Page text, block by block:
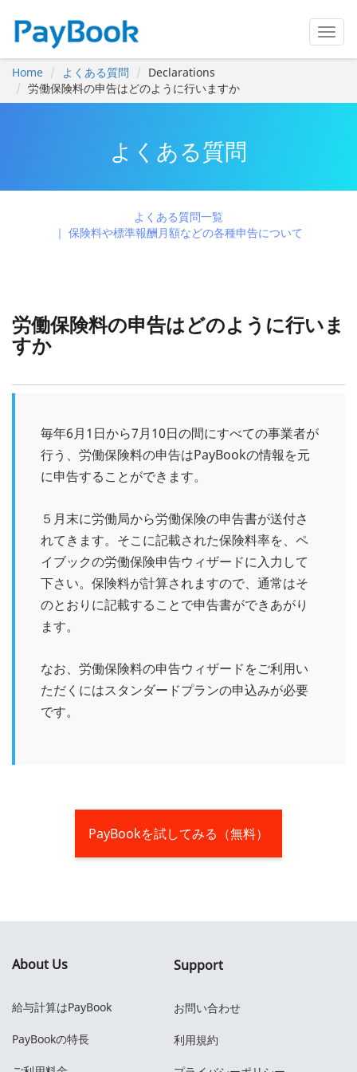
Home よくある質問
Declarations
労働保険料の申告はどのように行いますか
よくある質問
よくある質問一覧
保険料や標準報酬月額などの各種申告について
労働保険料の申告はどのように行いま
すか
毎年6月1日から7月10日の間にすべての事業者が
行う、労働保険料の申告はPayBookの情報を元
に申告することができます。
５月末に労働局から労働保険の申告書が送付さ
れてきます。そこに記載された保険料率を、ペ
イブックの労働保険申告ウィザードに入力して
下さい。保険料が計算されますので、通常はそ
のとおりに記載することで申告書ができあがり
ます。
なお、労働保険料の申告ウィザードをご利用い
ただくにはスタンダードプランの申込みが必要
です。
PayBookを試してみる（無料）
About Us
給与計算はPayBook
PayBookの特長
Support
お問い合わせ
利用規約